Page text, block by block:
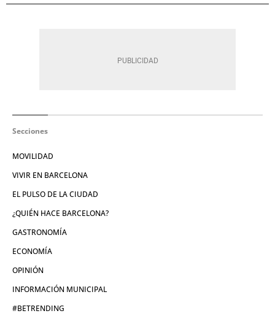
Secciones
MOVILIDAD
VIVIR EN BARCELONA
EL PULSO DE LA CIUDAD
¿QUIÉN HACE BARCELONA?
GASTRONOMÍA
ECONOMÍA
OPINIÓN
INFORMACIÓN MUNICIPAL
#BETRENDING